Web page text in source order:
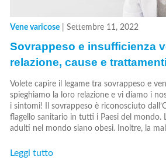
Vene varicose Settembre 11, 2022
Sovrappeso e insufficienza
relazione, cause e trattamenti
Volete capire il legame tra sovrappeso e
spieghiamo la loro relazione e vi diamo i
i sintomi! Il sovrappeso è riconosciuto
flagello sanitario in tutti i Paesi del mondo.
adulti nel mondo siano obesi. Inoltre, la
Leggi tutto